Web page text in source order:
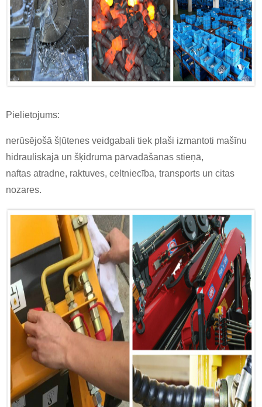
Pielietojums:
nerūsējošā šļūtenes veidgabali tiek plaši izmantoti mašīnu
hidrauliskajā un šķidruma pārvadāšanas stieņā,
naftas atradne, raktuves, celtniecība, transports un citas
nozares.